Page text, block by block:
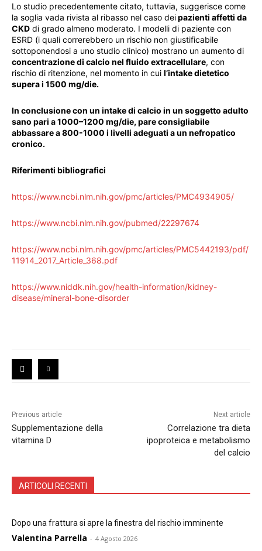
Lo studio precedentemente citato, tuttavia, suggerisce come
la soglia vada rivista al ribasso nel caso deipazienti affetti da
CKD di grado almeno moderato. I modelli di paziente con
ESRD (i quali correrebbero un rischio non giustificabile
sottoponendosi a uno studio clinico) mostrano un aumento di
concentrazione di calcio nel fluido extracellulare, con
rischio di ritenzione, nel momento in cui l’intake dietetico
supera i 1500 mg/die.
In conclusione con un intake di calcio in un soggetto adulto
sano pari a 1000–1200 mg/die, pare consigliabile
abbassare a 800-1000 i livelli adeguati a un nefropatico
cronico.
Riferimenti bibliografici
https://www.ncbi.nlm.nih.gov/pmc/articles/PMC4934905/
https://www.ncbi.nlm.nih.gov/pubmed/22297674
https://www.ncbi.nlm.nih.gov/pmc/articles/PMC5442193/pdf/
11914_2017_Article_368.pdf
https://www.niddk.nih.gov/health-information/kidney-
disease/mineral-bone-disorder
Previous article
Supplementazione della
vitamina D
Next article
Correlazione tra dieta
ipoproteica e metabolismo
del calcio
ARTICOLI RECENTI
Dopo una frattura si apre la finestra del rischio imminente
Valentina Parrella - 4 Agosto 2026